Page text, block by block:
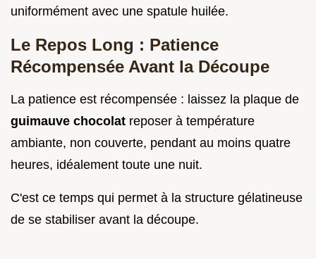
uniformément avec une spatule huilée.
Le Repos Long : Patience
Récompensée Avant la Découpe
La patience est récompensée : laissez la plaque de
guimauve chocolat reposer à température
ambiante, non couverte, pendant au moins quatre
heures, idéalement toute une nuit.
C'est ce temps qui permet à la structure gélatineuse
de se stabiliser avant la découpe.